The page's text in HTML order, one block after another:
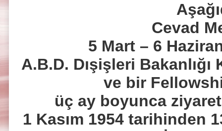
Cevad
5 Mart – 6
A.B.D. Dışişleri
ve bir
üç ay boyunca
1 Kasım 1954 tarihinden